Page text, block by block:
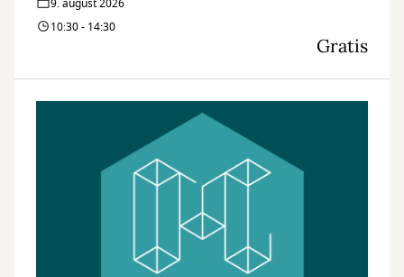
9. august 2026
10:30 - 14:30
Gratis